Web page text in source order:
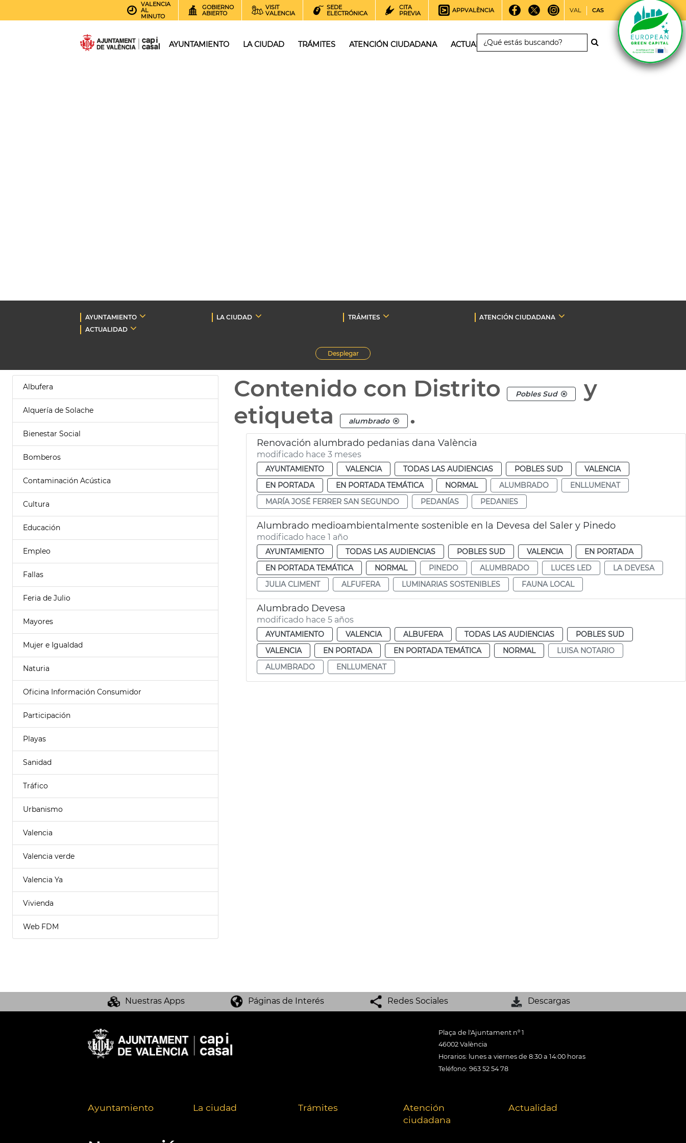
VALENCIA
AL
MINUTO
GOBIERNO
ABIERTO
VISIT
VALENCIA
SEDE
ELECTRÓNICA
CITA
PREVIA
APPVALÈNCIA VAL CAS
AYUNTAMIENTO LA CIUDAD TRÁMITES ATENCIÓN CIUDADANA ACTUALIDAD
AYUNTAMIENTO LA CIUDAD TRÁMITES
ATENCIÓN CIUDADANA
ACTUALIDAD
Desplegar
Albufera
Alquería de Solache
Bienestar Social
Bomberos
Contaminación Acústica
Cultura
Educación
Empleo
Fallas
Feria de Julio
Mayores
Mujer e Igualdad
Naturia
Oficina Información Consumidor
Participación
Playas
Sanidad
Tráfico
Urbanismo
Valencia
Valencia verde
Valencia Ya
Vivienda
Web FDM
Contenido con Distrito Pobles Sud
y
etiqueta
alumbrado .
Renovación alumbrado pedanias dana València
modificado hace 3 meses
AYUNTAMIENTO VALENCIA TODAS LAS AUDIENCIAS POBLES SUD
VALENCIA
EN PORTADA
EN PORTADA TEMÁTICA NORMAL ALUMBRADO
ENLLUMENAT
MARÍA JOSÉ FERRER SAN SEGUNDO
PEDANÍAS PEDANIES
Alumbrado medioambientalmente sostenible en la Devesa del Saler y Pinedo
modificado hace 1 año
AYUNTAMIENTO TODAS LAS AUDIENCIAS POBLES SUD VALENCIA
EN PORTADA
EN PORTADA TEMÁTICA
NORMAL PINEDO ALUMBRADO LUCES LED
LA DEVESA
JULIA CLIMENT
ALFUFERA LUMINARIAS SOSTENIBLES FAUNA LOCAL
Alumbrado Devesa
modificado hace 5 años
AYUNTAMIENTO VALENCIA ALBUFERA TODAS LAS AUDIENCIAS
POBLES SUD
VALENCIA
EN PORTADA EN PORTADA TEMÁTICA NORMAL
LUISA NOTARIO
ALUMBRADO
ENLLUMENAT
Nuestras Apps Páginas de Interés Redes Sociales Descargas
Plaça de l'Ajuntament nº 1
46002 València
Horarios: lunes a viernes de 8:30 a 14:00 horas
Teléfono: 963 52 54 78
Ayuntamiento La ciudad Trámites
Atención
ciudadana
Actualidad